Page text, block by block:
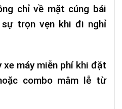
chỉ về mặt cúng bái
trọn vẹn khi đi nghỉ
xe máy miễn phí khi đặt
combo mâm lễ từ